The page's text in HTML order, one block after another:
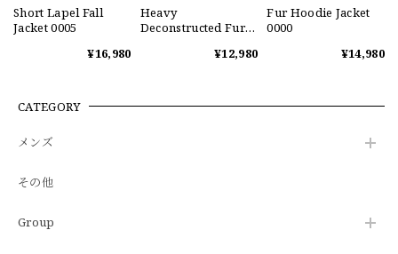
Short Lapel Fall
Jacket 0005
¥16,980
Heavy
Deconstructed Fur
¥12,980
Fur Hoodie Jacket
0000
¥14,980
CATEGORY
メンズ
その他
Group